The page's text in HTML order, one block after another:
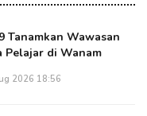
Tanamkan Wawasan
Pelajar di Wanam
2026 18:56